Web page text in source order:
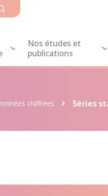
Nos études et
publications
chiffrées Séries